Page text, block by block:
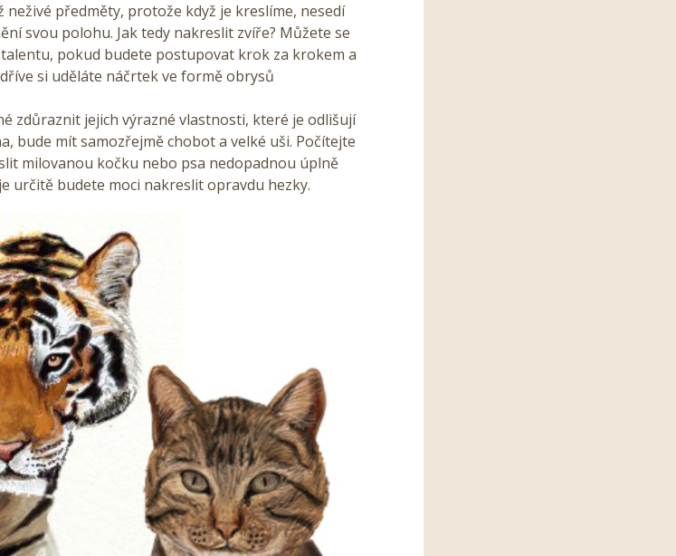
předměty, protože když je kreslíme, nesedí
svou polohu. Jak tedy nakreslit zvíře? Můžete se
pokud budete postupovat krok za krokem a
si uděláte náčrtek ve formě obrysů
zdůraznit jejich výrazné vlastnosti, které je odlišují
bude mít samozřejmě chobot a velké uši. Počítejte
milovanou kočku nebo psa nedopadnou úplně
určitě budete moci nakreslit opravdu hezky.